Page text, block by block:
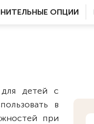
ОПЦИИ
детей с
в
при